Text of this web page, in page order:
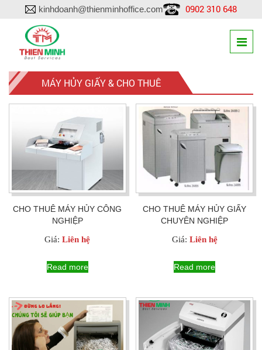
kinhdoanh@thienminhoffice.com 0902 310 648
MÁY HỦY GIẤY & CHO THUÊ
CHO THUÊ MÁY HỦY CÔNG
NGHIỆP
Giá: Liên hệ
Read more
CHO THUÊ MÁY HỦY GIẤY
CHUYÊN NGHIỆP
Giá: Liên hệ
Read more